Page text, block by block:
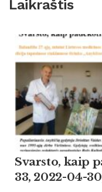
Laikraštis
Svarsto, kaip
33, 2022-04-